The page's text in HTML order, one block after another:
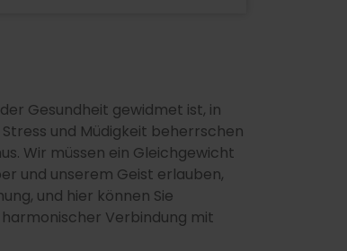
Gesundheit gewidmet ist, in
und Müdigkeit beherrschen
Wir müssen ein Gleichgewicht
und unserem Geist erlauben,
und hier können Sie
Verbindung mit